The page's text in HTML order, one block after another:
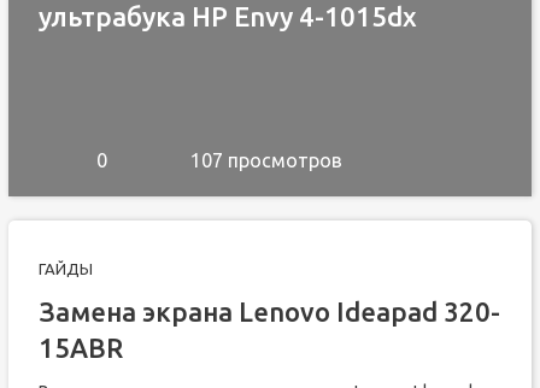
ультрабука HP Envy 4-1015dx
0 107 просмотров
ГАЙДЫ
Замена экрана Lenovo Ideapad 320-
15ABR